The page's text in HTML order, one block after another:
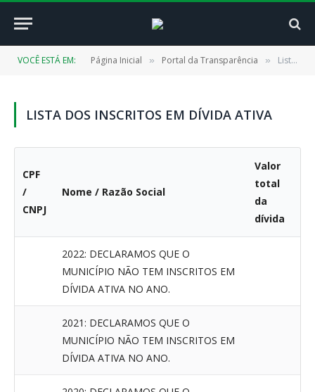
VOCÊ ESTÁ EM: Página Inicial » Portal da Transparência » Lista dos Inscritos em Dívida Ativa
LISTA DOS INSCRITOS EM DÍVIDA ATIVA
CPF
/
CNPJ
Nome / Razão Social
Valor
total
da
dívida
2022: DECLARAMOS QUE O
MUNICÍPIO NÃO TEM INSCRITOS EM
DÍVIDA ATIVA NO ANO.
2021: DECLARAMOS QUE O
MUNICÍPIO NÃO TEM INSCRITOS EM
DÍVIDA ATIVA NO ANO.